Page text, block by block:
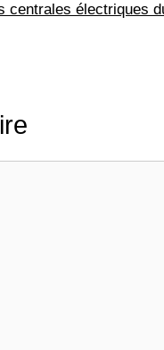
centrales électriques